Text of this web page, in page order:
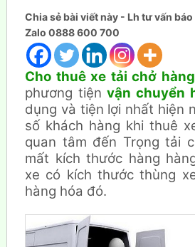
Chia sẻ bài viết này - Lh tư vấn
Zalo 0888 600 700
Cho thuê xe tải chở
phương tiệnvận chuyển
dụng và tiện lợi nhất hiện
số khách hàng khi thuê
quan tâm đến Trọng tải
mất kích thước hàng
xe có kích thước thùng
hàng hóa đó.